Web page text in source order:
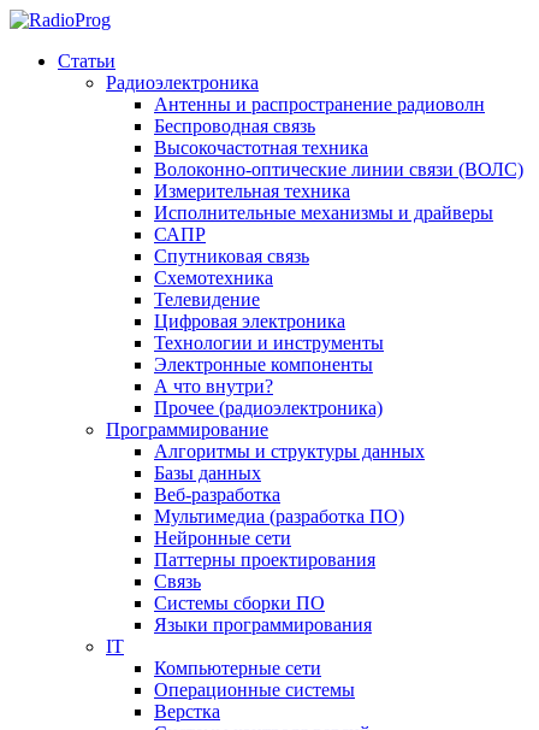
Статьи
Радиоэлектроника
Антенны и распространение радиоволн
Беспроводная связь
Высокочастотная техника
Волоконно-оптические линии связи (ВОЛС)
Измерительная техника
Исполнительные механизмы и драйверы
САПР
Спутниковая связь
Схемотехника
Телевидение
Цифровая электроника
Технологии и инструменты
Электронные компоненты
А что внутри?
Прочее (радиоэлектроника)
Программирование
Алгоритмы и структуры данных
Базы данных
Веб-разработка
Мультимедиа (разработка ПО)
Нейронные сети
Паттерны проектирования
Связь
Системы сборки ПО
Языки программирования
IT
Компьютерные сети
Операционные системы
Верстка